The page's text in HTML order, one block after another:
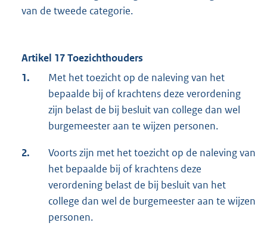
van de tweede categorie.
Artikel 17 Toezichthouders
1.
Met het toezicht op de naleving van het
bepaalde bij of krachtens deze verordening
zijn belast de bij besluit van college dan wel
burgemeester aan te wijzen personen.
2.
Voorts zijn met het toezicht op de naleving van
het bepaalde bij of krachtens deze
verordening belast de bij besluit van het
college dan wel de burgemeester aan te wijzen
personen.